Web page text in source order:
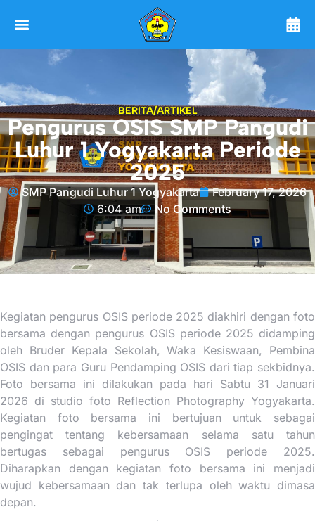
BERITA/ARTIKEL
Pengurus OSIS SMP Pangudi
Luhur 1 Yogyakarta Periode
2025
SMP Pangudi Luhur 1 Yogyakarta
February 17, 2026
6:04 am
No Comments
Kegiatan pengurus OSIS periode 2025 diakhiri dengan foto
bersama dengan pengurus OSIS periode 2025 didamping
oleh Bruder Kepala Sekolah, Waka Kesiswaan, Pembina
OSIS dan para Guru Pendamping OSIS dari tiap sekbidnya.
Foto bersama ini dilakukan pada hari Sabtu 31 Januari
2026 di studio foto Reflection Photography Yogyakarta.
Kegiatan foto bersama ini bertujuan untuk sebagai
pengingat tentang kebersamaan selama satu tahun
bertugas sebagai pengurus OSIS periode 2025.
Diharapkan dengan kegiatan foto bersama ini menjadi
wujud kebersamaan dan tak terlupa oleh waktu dimasa
depan.